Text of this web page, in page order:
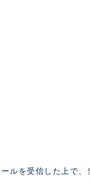
ルを受信した上で、